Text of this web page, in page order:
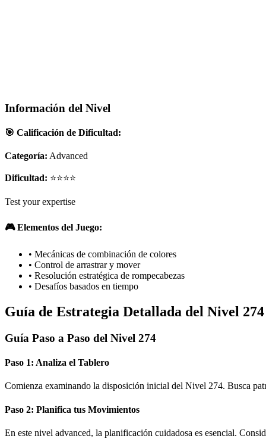
Información del Nivel
🎯 Calificación de Dificultad:
Categoría: Advanced
Dificultad: ⭐⭐⭐⭐
Test your expertise
🎮 Elementos del Juego:
• Mecánicas de combinación de colores
• Control de arrastrar y mover
• Resolución estratégica de rompecabezas
• Desafíos basados en tiempo
Guía de Estrategia Detallada del Nivel 274
Guía Paso a Paso del Nivel 274
Paso 1: Analiza el Tablero
Comienza examinando la disposición inicial del Nivel 274. Busca
Paso 2: Planifica tus Movimientos
En este nivel advanced, la planificación cuidadosa es esencial.